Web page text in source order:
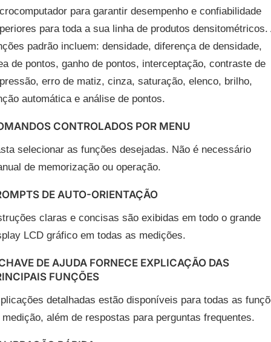
para garantir desempenho e confiabilidade
para toda a sua linha de produtos densitométricos.
padrão incluem: densidade, diferença de densidade,
de pontos, ganho de pontos, interceptação, contraste de
erro de matiz, cinza, saturação, elenco, brilho,
automática e análise de pontos.
CONTROLADOS POR MENU
selecionar as funções desejadas. Não é necessário
de memorização ou operação.
DE AUTO-ORIENTAÇÃO
claras e concisas são exibidas em todo o grande
LCD gráfico em todas as medições.
DE AJUDA FORNECE EXPLICAÇÃO DAS
FUNÇÕES
detalhadas estão disponíveis para todas as
medição, além de respostas para perguntas frequentes.